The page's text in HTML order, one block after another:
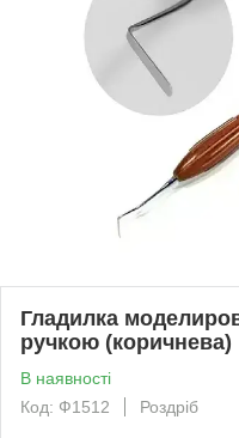
Гладилка
ручкою (коричнева)
В наявності
Код: Ф1512
Роздріб